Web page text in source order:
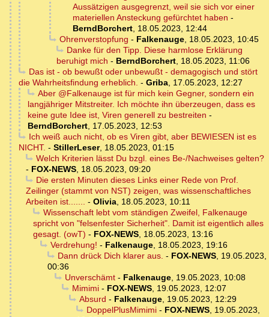
Aussätzigen ausgegrenzt, weil sie sich vor einer
materiellen Ansteckung gefürchtet haben -
BerndBorchert 18.05.2023, 12:44
Ohrenverstopfung - Falkenauge, 18.05.2023, 10:45
Danke für den Tipp. Diese harmlose Erklärung
beruhigt mich - BerndBorchert 18.05.2023, 11:06
Das ist - ob bewußt oder unbewußt - demagogisch und stört
die Wahrheitsfindung erheblich. - Griba 17.05.2023, 12:27
Aber @Falkenauge ist für mich kein Gegner, sondern ein
langjähriger Mitstreiter. Ich möchte ihn überzeugen, dass es
keine gute Idee ist, Viren generell zu bestreiten -
BerndBorchert 17.05.2023, 12:53
Ich weiß auch nicht, ob es Viren gibt, aber BEWIESEN ist es
NICHT. - StillerLeser, 18.05.2023, 01:15
Welch Kriterien lässt Du bzgl. eines Be-/Nachweises gelten?
- FOX-NEWS 18.05.2023, 09:20
Die ersten Minuten dieses Links einer Rede von Prof.
Zeilinger (stammt von NST) zeigen, was wissenschaftliches
Arbeiten ist.......
- Olivia 18.05.2023, 10:11
Wissenschaft lebt vom ständigen Zweifel, Falkenauge
spricht von "felsenfester Sicherheit". Damit ist eigentlich alles
gesagt. (owT) - FOX-NEWS 18.05.2023, 13:16
Verdrehung! - Falkenauge, 18.05.2023, 19:16
Dann drück Dich klarer aus. - FOX-NEWS, 19.05.2023,
00:36
Unverschämt- Falkenauge, 19.05.2023, 10:08
Mimimi- FOX-NEWS, 19.05.2023, 12:07
Absurd - Falkenauge, 19.05.2023, 12:29
DoppelPlusMimimi- FOX-NEWS, 19.05.2023,